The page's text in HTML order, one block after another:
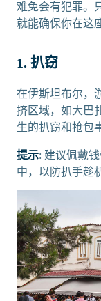
难免会有犯罪。
就能确保你在这
1. 扒窃
在伊斯坦布尔，
挤区域，如大巴
生的扒窃和抢包
提示: 建议佩戴
中，以防扒手趁